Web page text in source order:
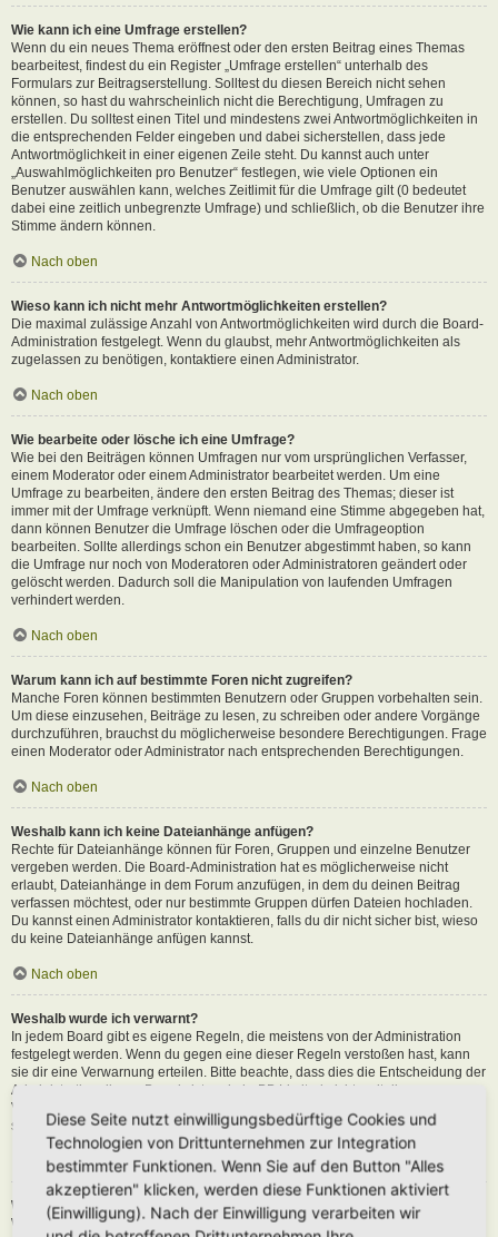
Wie kann ich eine Umfrage erstellen?
Wenn du ein neues Thema eröffnest oder den ersten Beitrag eines Themas
bearbeitest, findest du ein Register „Umfrage erstellen“ unterhalb des
Formulars zur Beitragserstellung. Solltest du diesen Bereich nicht sehen
können, so hast du wahrscheinlich nicht die Berechtigung, Umfragen zu
erstellen. Du solltest einen Titel und mindestens zwei Antwortmöglichkeiten in
die entsprechenden Felder eingeben und dabei sicherstellen, dass jede
Antwortmöglichkeit in einer eigenen Zeile steht. Du kannst auch unter
„Auswahlmöglichkeiten pro Benutzer“ festlegen, wie viele Optionen ein
Benutzer auswählen kann, welches Zeitlimit für die Umfrage gilt (0 bedeutet
dabei eine zeitlich unbegrenzte Umfrage) und schließlich, ob die Benutzer ihre
Stimme ändern können.
Nach oben
Wieso kann ich nicht mehr Antwortmöglichkeiten erstellen?
Die maximal zulässige Anzahl von Antwortmöglichkeiten wird durch die Board-
Administration festgelegt. Wenn du glaubst, mehr Antwortmöglichkeiten als
zugelassen zu benötigen, kontaktiere einen Administrator.
Nach oben
Wie bearbeite oder lösche ich eine Umfrage?
Wie bei den Beiträgen können Umfragen nur vom ursprünglichen Verfasser,
einem Moderator oder einem Administrator bearbeitet werden. Um eine
Umfrage zu bearbeiten, ändere den ersten Beitrag des Themas; dieser ist
immer mit der Umfrage verknüpft. Wenn niemand eine Stimme abgegeben hat,
dann können Benutzer die Umfrage löschen oder die Umfrageoption
bearbeiten. Sollte allerdings schon ein Benutzer abgestimmt haben, so kann
die Umfrage nur noch von Moderatoren oder Administratoren geändert oder
gelöscht werden. Dadurch soll die Manipulation von laufenden Umfragen
verhindert werden.
Nach oben
Warum kann ich auf bestimmte Foren nicht zugreifen?
Manche Foren können bestimmten Benutzern oder Gruppen vorbehalten sein.
Um diese einzusehen, Beiträge zu lesen, zu schreiben oder andere Vorgänge
durchzuführen, brauchst du möglicherweise besondere Berechtigungen. Frage
einen Moderator oder Administrator nach entsprechenden Berechtigungen.
Nach oben
Weshalb kann ich keine Dateianhänge anfügen?
Rechte für Dateianhänge können für Foren, Gruppen und einzelne Benutzer
vergeben werden. Die Board-Administration hat es möglicherweise nicht
erlaubt, Dateianhänge in dem Forum anzufügen, in dem du deinen Beitrag
verfassen möchtest, oder nur bestimmte Gruppen dürfen Dateien hochladen.
Du kannst einen Administrator kontaktieren, falls du dir nicht sicher bist, wieso
du keine Dateianhänge anfügen kannst.
Nach oben
Weshalb wurde ich verwarnt?
In jedem Board gibt es eigene Regeln, die meistens von der Administration
festgelegt werden. Wenn du gegen eine dieser Regeln verstoßen hast, kann
sie dir eine Verwarnung erteilen. Bitte beachte, dass dies die Entscheidung der
Administration dieses Boards ist und phpBB Limited nichts mit dieser
Verwarnung zu tun hat. Kontaktiere einen Administrator, sofern du die nicht
sicher bist, wieso du verwarnt wurdest.
Nach oben
Wie kann ich Beiträge den Moderatoren melden?
Wenn ein Administrator die entsprechenden Berechtigungen vergeben hat,
Diese Seite nutzt einwilligungsbedürftige Cookies und
Technologien von Drittunternehmen zur Integration
bestimmter Funktionen. Wenn Sie auf den Button "Alles
akzeptieren" klicken, werden diese Funktionen aktiviert
(Einwilligung). Nach der Einwilligung verarbeiten wir